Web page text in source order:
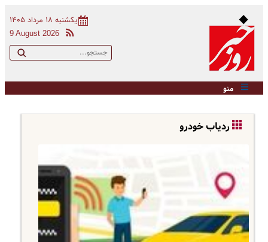
یکشنبه ۱۸ مرداد ۱۴۰۵
9 August 2026
منو
ردیاب خودرو